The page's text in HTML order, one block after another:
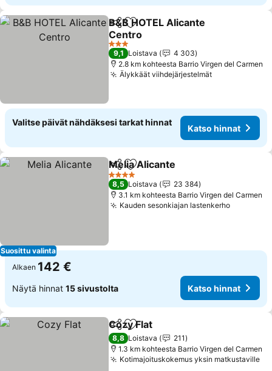
Jaa Lisää suosikkeihin
B&B HOTEL Alicante
Centro
3 Tähtiluokitus
9,1 Loistava
4 303
2.8 km kohteesta Barrio Virgen del Carmen
Älykkäät viihdejärjestelmät
Valitse päivät nähdäksesi tarkat hinnat
Katso hinnat
Suosittu valinta
Jaa Lisää suosikkeihin
Melia Alicante
4 Tähtiluokitus
8,5 Loistava
23 384
3.1 km kohteesta Barrio Virgen del Carmen
Kauden sesonkiajan lastenkerho
Alkaen 142 €
Näytä hinnat 15 sivustolta Katso hinnat
Jaa Lisää suosikkeihin
Cozy Flat
8,8 Loistava
211
1.3 km kohteesta Barrio Virgen del Carmen
Kotimajoituskokemus yksin matkustaville